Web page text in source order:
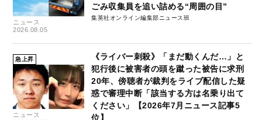
ニュース
2026.08.05
ごみ収集員を追い詰める“周囲の目”
集英社オンライン編集部ニュース班
急上昇
ニュース
《ライバー刺殺》「まだ動くんだ…」と
犯行後に被害者の頭を蹴った被告に求刑
20年、傍聴者が裁判をライブ配信した疑
惑で審理中断「該当する方は名乗り出て
ください」【2026年7月ニュース記事5
位】